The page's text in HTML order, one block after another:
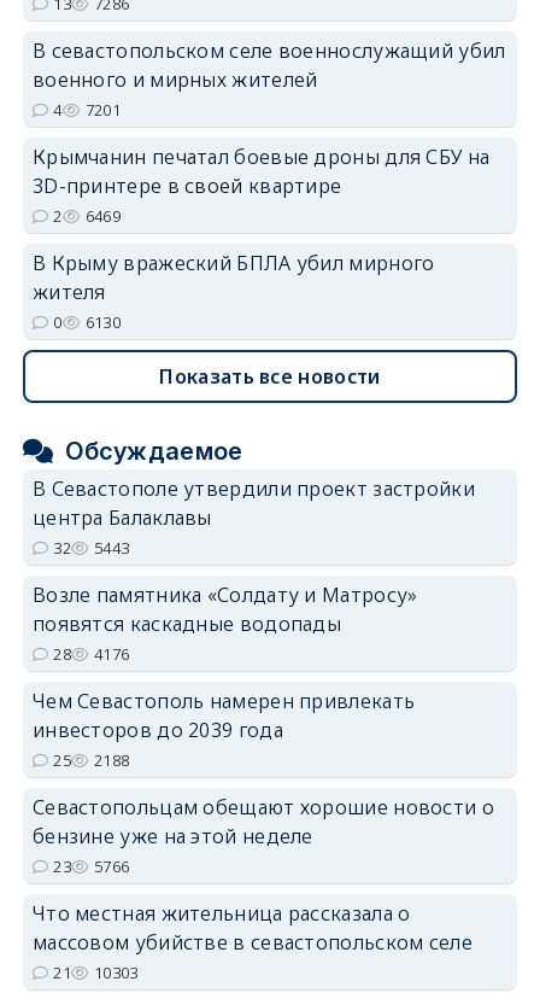
В севастопольском селе военнослужащий убил
военного и мирных жителей
4 7201
Крымчанин печатал боевые дроны для СБУ на
3D-принтере в своей квартире
2 6469
В Крыму вражеский БПЛА убил мирного
жителя
0 6130
Показать все новости
Обсуждаемое
В Севастополе утвердили проект застройки
центра Балаклавы
32 5443
Возле памятника «Солдату и Матросу»
появятся каскадные водопады
28 4176
Чем Севастополь намерен привлекать
инвесторов до 2039 года
25 2188
Севастопольцам обещают хорошие новости о
бензине уже на этой неделе
23 5766
Что местная жительница рассказала о
массовом убийстве в севастопольском селе
21 10303